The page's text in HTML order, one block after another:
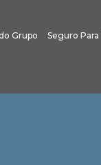
Grupo Seguro Para